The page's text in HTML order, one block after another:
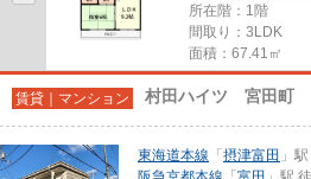
所在階：1階
間取り：3LDK
面積：67.41㎡
賃貸｜マンション 村田ハイツ 宮田町
東海道本線 「 摂津富田 」